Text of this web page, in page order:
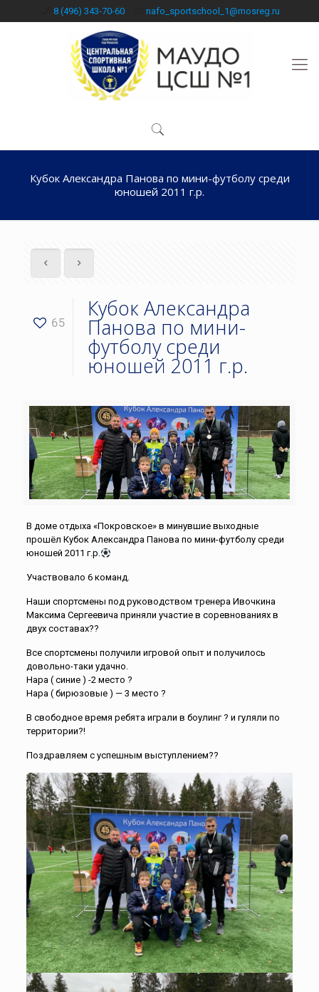
8 (496) 343-70-60 nafo_sportschool_1@mosreg.ru
Кубок Александра Панова по мини-футболу среди
юношей 2011 г.р.
65
Кубок Александра
Панова по мини-
футболу среди
юношей 2011 г.р.
В доме отдыха «Покровское» в минувшие выходные
прошёл Кубок Александра Панова по мини-футболу среди
юношей 2011 г.р.
Участвовало 6 команд.
Наши спортсмены под руководством тренера Ивочкина
Максима Сергеевича приняли участие в соревнованиях в
двух составах??
Все спортсмены получили игровой опыт и получилось
довольно-таки удачно.
Нара ( синие ) -2 место ?
Нара ( бирюзовые ) — 3 место ?
В свободное время ребята играли в боулинг ? и гуляли по
территории?!
Поздравляем с успешным выступлением??